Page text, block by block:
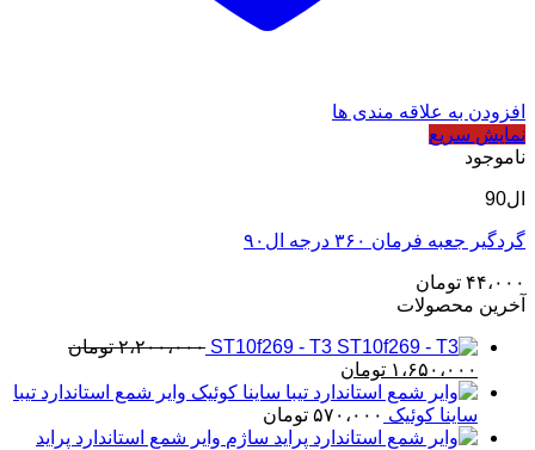
افزودن به علاقه مندی ها
نمایش سریع
ناموجود
ال90
گردگیر جعبه فرمان ۳۶۰ درجه ال۹۰
۴۴،۰۰۰ تومان
آخرین محصولات
ST10f269 - T3 ۲،۲۰۰،۰۰۰ تومان
قیمت
اصلی
۲،۲۰۰،۰۰۰ تومان
بود.
۱،۶۵۰،۰۰۰ تومان
فعلی
است.
وایر شمع استاندارد تیبا
ساینا کوئیک ۵۷۰،۰۰۰ تومان
وایر شمع استاندارد پراید